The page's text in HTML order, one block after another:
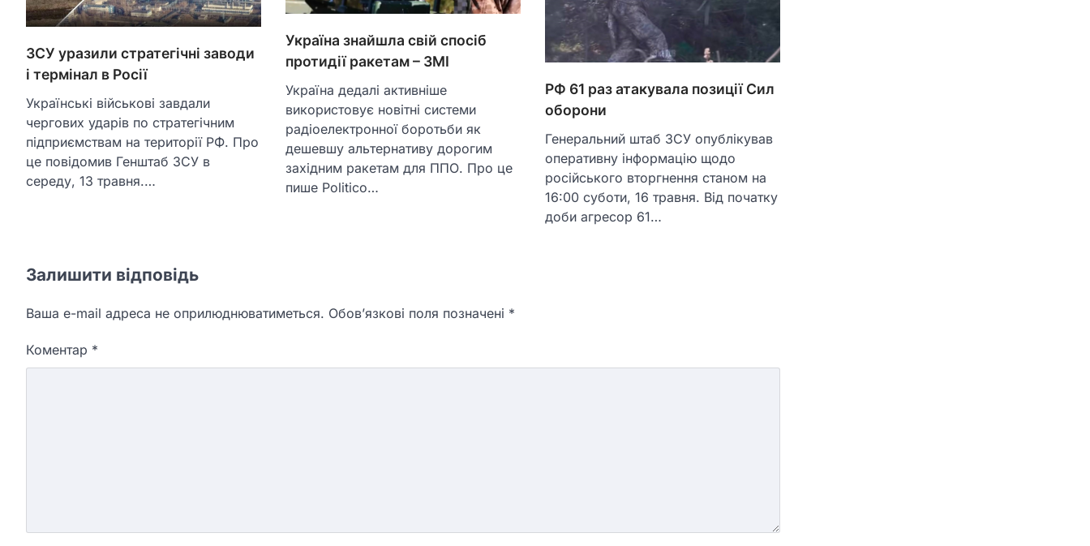
ЗСУ уразили стратегічні заводи
і термінал в Росії
Українські військові завдали
чергових ударів по стратегічним
підприємствам на території РФ. Про
це повідомив Генштаб ЗСУ в
середу, 13 травня.…
Україна знайшла свій спосіб
протидії ракетам – ЗМІ
Україна дедалі активніше
використовує новітні системи
радіоелектронної боротьби як
дешевшу альтернативу дорогим
західним ракетам для ППО. Про це
пише Politico…
РФ 61 раз атакувала позиції Сил
оборони
Генеральний штаб ЗСУ опублікував
оперативну інформацію щодо
російського вторгнення станом на
16:00 суботи, 16 травня. Від початку
доби агресор 61…
Залишити відповідь
Ваша e-mail адреса не оприлюднюватиметься. Обов’язкові поля позначені *
Коментар *